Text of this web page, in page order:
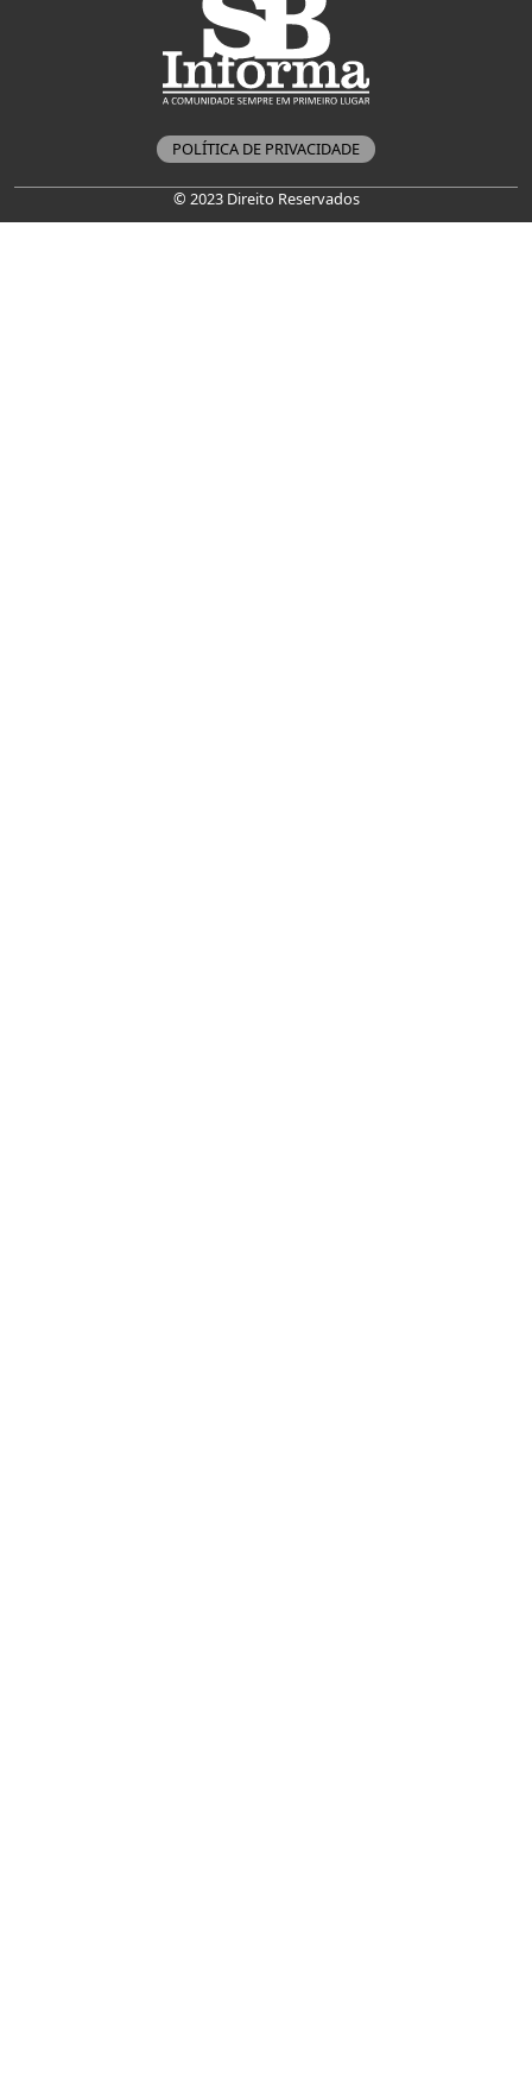
POLÍTICA DE PRIVACIDADE
© 2023 Direito Reservados